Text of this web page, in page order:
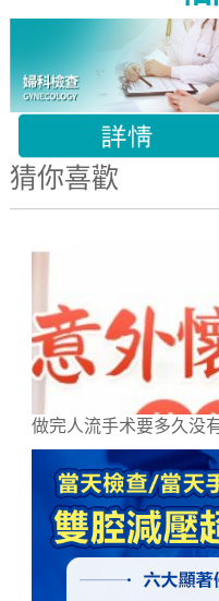
猜你喜歡
做完人流手术要多久没